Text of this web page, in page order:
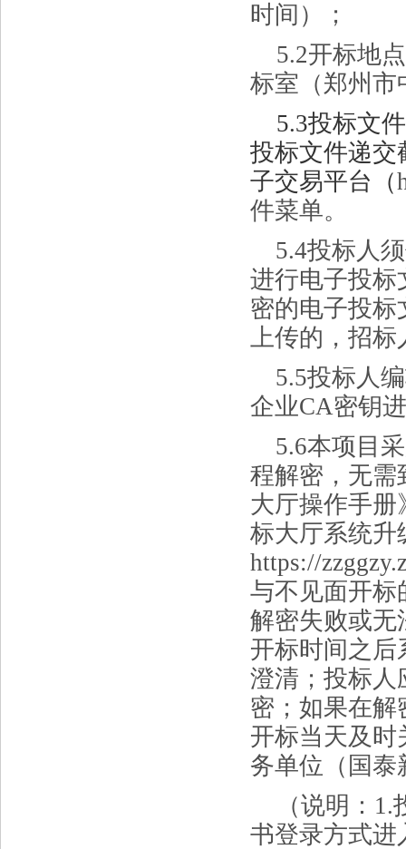
时间）；
5.2开标地
标室 （郑州
5.3投标文
投标文件递交
子交易平台（
件菜单。
5.4投标人
进行电子投标
密的电子投标
上传的，招标
5.5投标人
企业CA密钥
5.6本项目
程解密，无需
大厅操作手册
标大厅系统升
https://
与不见面开标
解密失败或无
开标时间之后
澄清；投标人
密；如果在解
开标当天及时
务单位（国泰
（说明： 1.
书登录方式进